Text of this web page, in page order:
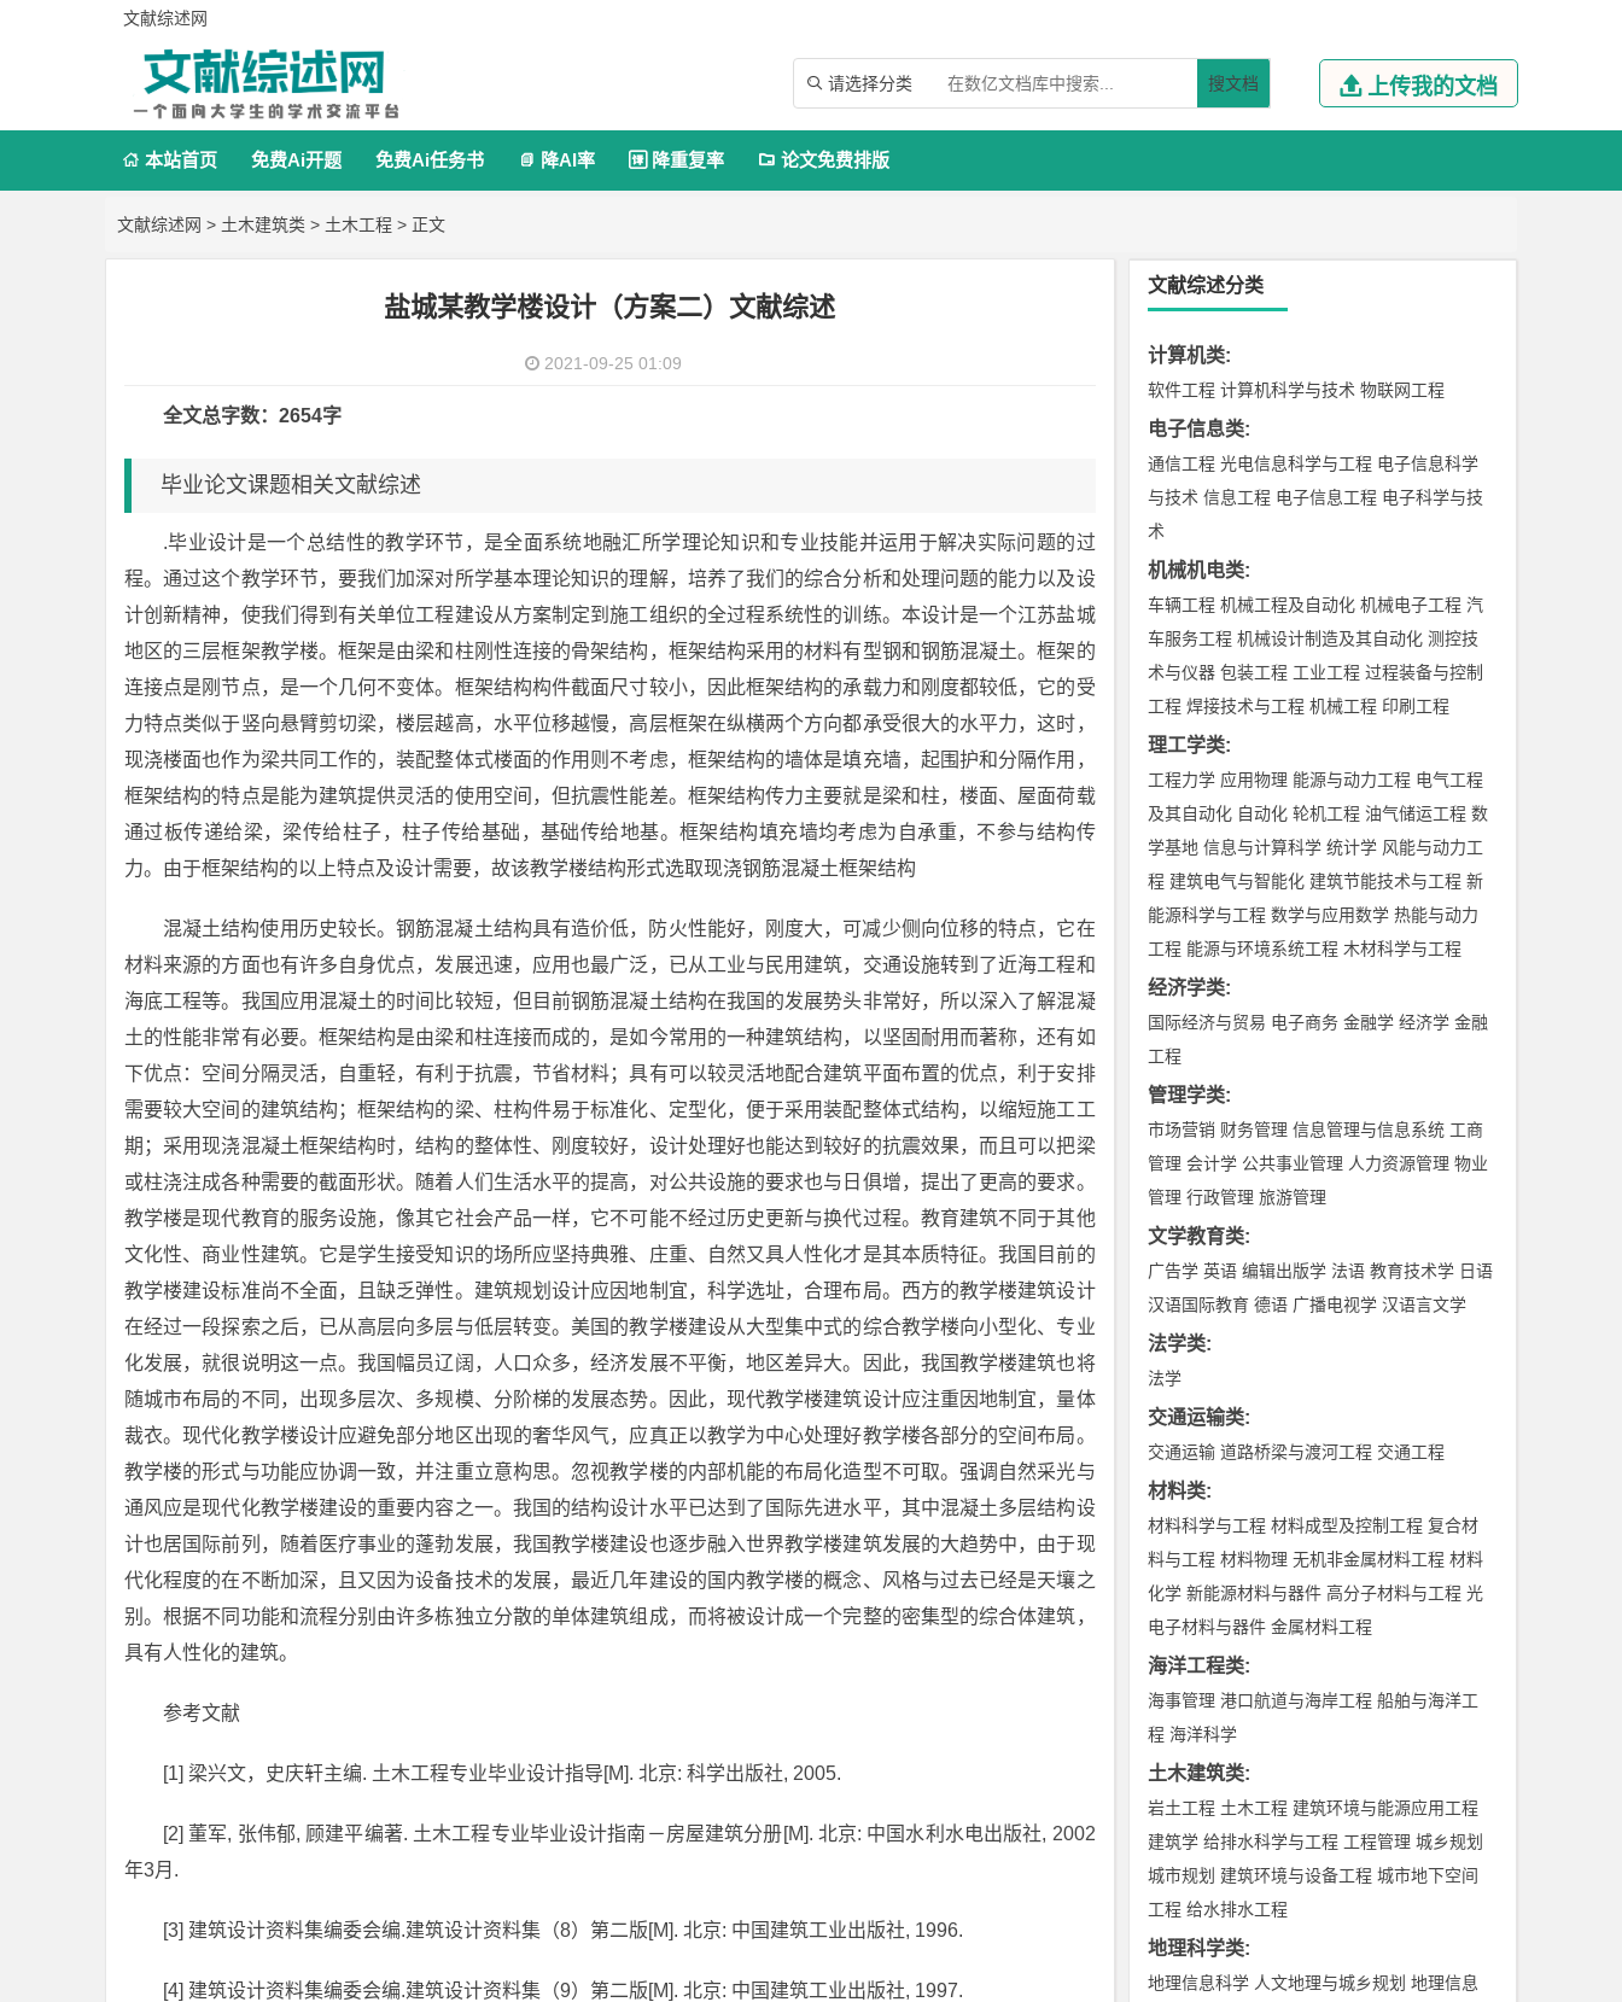
文献综述网
 请选择分类 搜文档  上传我的文档
 本站首页 免费Ai开题 免费Ai任务书  降AI率  降重复率  论文免费排版
文献综述网 > 土木建筑类 > 土木工程 > 正文
盐城某教学楼设计（方案二）文献综述
2021-09-25 01:09
全文总字数：2654字
毕业论文课题相关文献综述
.毕业设计是一个总结性的教学环节，是全面系统地融汇所学理论知识和专业技能并运用于解决实际问题的过
程。通过这个教学环节，要我们加深对所学基本理论知识的理解，培养了我们的综合分析和处理问题的能力以及设
计创新精神，使我们得到有关单位工程建设从方案制定到施工组织的全过程系统性的训练。本设计是一个江苏盐城
地区的三层框架教学楼。框架是由梁和柱刚性连接的骨架结构，框架结构采用的材料有型钢和钢筋混凝土。框架的
连接点是刚节点，是一个几何不变体。框架结构构件截面尺寸较小，因此框架结构的承载力和刚度都较低，它的受
力特点类似于竖向悬臂剪切梁，楼层越高，水平位移越慢，高层框架在纵横两个方向都承受很大的水平力，这时，
现浇楼面也作为梁共同工作的，装配整体式楼面的作用则不考虑，框架结构的墙体是填充墙，起围护和分隔作用，
框架结构的特点是能为建筑提供灵活的使用空间，但抗震性能差。框架结构传力主要就是梁和柱，楼面、屋面荷载
通过板传递给梁，梁传给柱子，柱子传给基础，基础传给地基。框架结构填充墙均考虑为自承重，不参与结构传
力。由于框架结构的以上特点及设计需要，故该教学楼结构形式选取现浇钢筋混凝土框架结构
混凝土结构使用历史较长。钢筋混凝土结构具有造价低，防火性能好，刚度大，可减少侧向位移的特点，它在
材料来源的方面也有许多自身优点，发展迅速，应用也最广泛，已从工业与民用建筑，交通设施转到了近海工程和
海底工程等。我国应用混凝土的时间比较短，但目前钢筋混凝土结构在我国的发展势头非常好，所以深入了解混凝
土的性能非常有必要。框架结构是由梁和柱连接而成的，是如今常用的一种建筑结构，以坚固耐用而著称，还有如
下优点：空间分隔灵活，自重轻，有利于抗震，节省材料；具有可以较灵活地配合建筑平面布置的优点，利于安排
需要较大空间的建筑结构；框架结构的梁、柱构件易于标准化、定型化，便于采用装配整体式结构，以缩短施工工
期；采用现浇混凝土框架结构时，结构的整体性、刚度较好，设计处理好也能达到较好的抗震效果，而且可以把梁
或柱浇注成各种需要的截面形状。随着人们生活水平的提高，对公共设施的要求也与日俱增，提出了更高的要求。
教学楼是现代教育的服务设施，像其它社会产品一样，它不可能不经过历史更新与换代过程。教育建筑不同于其他
文化性、商业性建筑。它是学生接受知识的场所应坚持典雅、庄重、自然又具人性化才是其本质特征。我国目前的
教学楼建设标准尚不全面，且缺乏弹性。建筑规划设计应因地制宜，科学选址，合理布局。西方的教学楼建筑设计
在经过一段探索之后，已从高层向多层与低层转变。美国的教学楼建设从大型集中式的综合教学楼向小型化、专业
化发展，就很说明这一点。我国幅员辽阔，人口众多，经济发展不平衡，地区差异大。因此，我国教学楼建筑也将
随城市布局的不同，出现多层次、多规模、分阶梯的发展态势。因此，现代教学楼建筑设计应注重因地制宜，量体
裁衣。现代化教学楼设计应避免部分地区出现的奢华风气，应真正以教学为中心处理好教学楼各部分的空间布局。
教学楼的形式与功能应协调一致，并注重立意构思。忽视教学楼的内部机能的布局化造型不可取。强调自然采光与
通风应是现代化教学楼建设的重要内容之一。我国的结构设计水平已达到了国际先进水平，其中混凝土多层结构设
计也居国际前列，随着医疗事业的蓬勃发展，我国教学楼建设也逐步融入世界教学楼建筑发展的大趋势中，由于现
代化程度的在不断加深，且又因为设备技术的发展，最近几年建设的国内教学楼的概念、风格与过去已经是天壤之
别。根据不同功能和流程分别由许多栋独立分散的单体建筑组成，而将被设计成一个完整的密集型的综合体建筑，
具有人性化的建筑。
参考文献
[1] 梁兴文，史庆轩主编. 土木工程专业毕业设计指导[M]. 北京: 科学出版社, 2005.
[2] 董军, 张伟郁, 顾建平编著. 土木工程专业毕业设计指南－房屋建筑分册[M]. 北京: 中国水利水电出版社, 2002
年3月.
[3] 建筑设计资料集编委会编.建筑设计资料集（8）第二版[M]. 北京: 中国建筑工业出版社, 1996.
[4] 建筑设计资料集编委会编.建筑设计资料集（9）第二版[M]. 北京: 中国建筑工业出版社, 1997.
文献综述分类
计算机类:
软件工程 计算机科学与技术 物联网工程
电子信息类:
通信工程 光电信息科学与工程 电子信息科学
与技术 信息工程 电子信息工程 电子科学与技
术
机械机电类:
车辆工程 机械工程及自动化 机械电子工程 汽
车服务工程 机械设计制造及其自动化 测控技
术与仪器 包装工程 工业工程 过程装备与控制
工程 焊接技术与工程 机械工程 印刷工程
理工学类:
工程力学 应用物理 能源与动力工程 电气工程
及其自动化 自动化 轮机工程 油气储运工程 数
学基地 信息与计算科学 统计学 风能与动力工
程 建筑电气与智能化 建筑节能技术与工程 新
能源科学与工程 数学与应用数学 热能与动力
工程 能源与环境系统工程 木材科学与工程
经济学类:
国际经济与贸易 电子商务 金融学 经济学 金融
工程
管理学类:
市场营销 财务管理 信息管理与信息系统 工商
管理 会计学 公共事业管理 人力资源管理 物业
管理 行政管理 旅游管理
文学教育类:
广告学 英语 编辑出版学 法语 教育技术学 日语
汉语国际教育 德语 广播电视学 汉语言文学
法学类:
法学
交通运输类:
交通运输 道路桥梁与渡河工程 交通工程
材料类:
材料科学与工程 材料成型及控制工程 复合材
料与工程 材料物理 无机非金属材料工程 材料
化学 新能源材料与器件 高分子材料与工程 光
电子材料与器件 金属材料工程
海洋工程类:
海事管理 港口航道与海岸工程 船舶与海洋工
程 海洋科学
土木建筑类:
岩土工程 土木工程 建筑环境与能源应用工程
建筑学 给排水科学与工程 工程管理 城乡规划
城市规划 建筑环境与设备工程 城市地下空间
工程 给水排水工程
地理科学类:
地理信息科学 人文地理与城乡规划 地理信息